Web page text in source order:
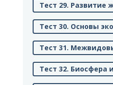
Тест 29. Развитие
Тест 30. Основы
Тест 31.
Тест 32. Биосфера